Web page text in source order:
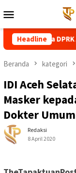
ke
kontenMobile
Headline
DPRK Aceh
Beranda kategori
IDI Aceh
Masker
Dokter Umum
Redaksi
8 April 2020